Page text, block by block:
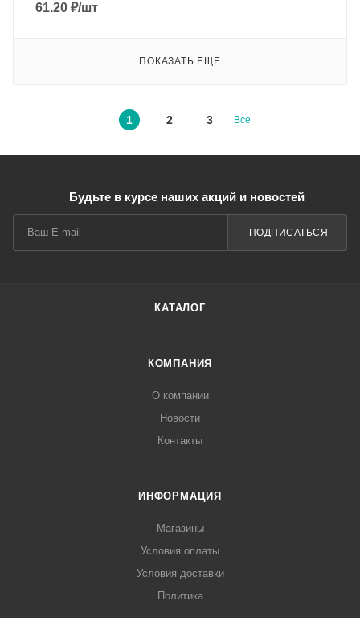
61.20 ₽/шт
ПОКАЗАТЬ ЕЩЕ
1 2 3 Все
Будьте в курсе наших акций и новостей
ПОДПИСАТЬСЯ
КАТАЛОГ
КОМПАНИЯ
О компании
Новости
Контакты
ИНФОРМАЦИЯ
Магазины
Условия оплаты
Условия доставки
Политика